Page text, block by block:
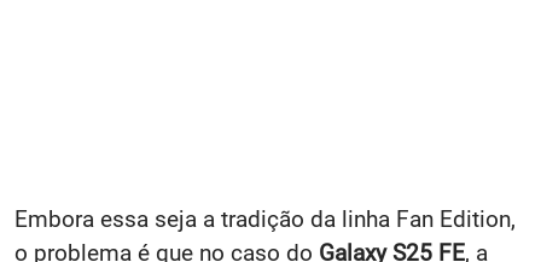
Embora essa seja a tradição da linha Fan Edition,
o problema é que no caso do Galaxy S25 FE, a